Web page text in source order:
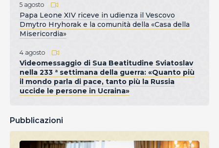
5 agosto
Papa Leone XIV riceve in udienza il Vescovo
Dmytro Hryhorak e la comunità della «Casa della
Misericordia»
4 agosto
Videomessaggio di Sua Beatitudine Sviatoslav
nella 233 ª settimana della guerra: «Quanto più
il mondo parla di pace, tanto più la Russia
uccide le persone in Ucraina»
Pubblicazioni